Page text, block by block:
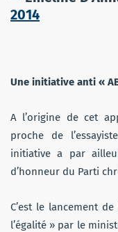
2014
Une initiative anti «
A l’origine de cet
proche de
initiative a par
d’honneur du Parti
C’est le lancement
l’égalité » par le